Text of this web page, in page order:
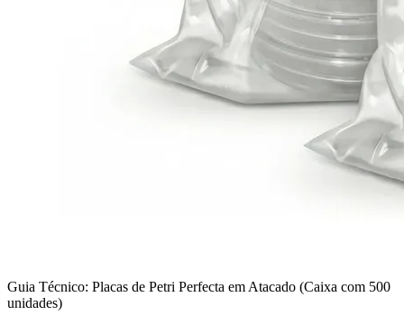
Guia Técnico: Placas de Petri Perfecta em Atacado (Caixa com 500
unidades)